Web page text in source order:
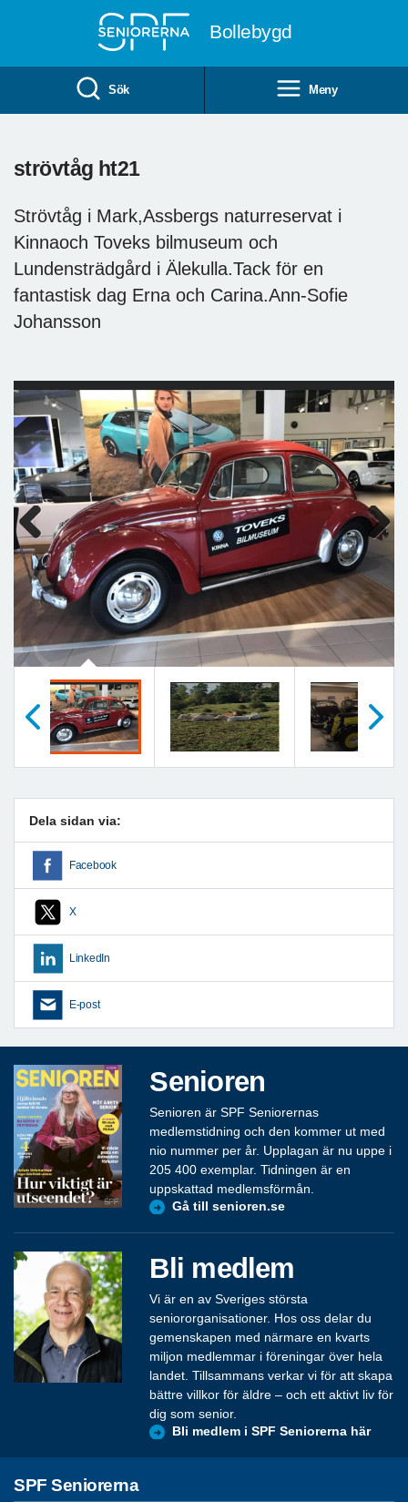
Bollebygd
Sök Meny
strövtåg ht21
Strövtåg i Mark,Assbergs naturreservat i
Kinnaoch Toveks bilmuseum och
Lundensträdgård i Älekulla.Tack för en
fantastisk dag Erna och Carina.Ann-Sofie
Johansson
Previous Next
Dela sidan via:
Facebook
X
LinkedIn
E-post
Senioren
Senioren är SPF Seniorernas
medlemstidning och den kommer ut med
nio nummer per år. Upplagan är nu uppe i
205 400 exemplar. Tidningen är en
uppskattad medlemsförmån.
Gå till senioren.se
Bli medlem
Vi är en av Sveriges största
seniororganisationer. Hos oss delar du
gemenskapen med närmare en kvarts
miljon medlemmar i föreningar över hela
landet. Tillsammans verkar vi för att skapa
bättre villkor för äldre – och ett aktivt liv för
dig som senior.
Bli medlem i SPF Seniorerna här
SPF Seniorerna